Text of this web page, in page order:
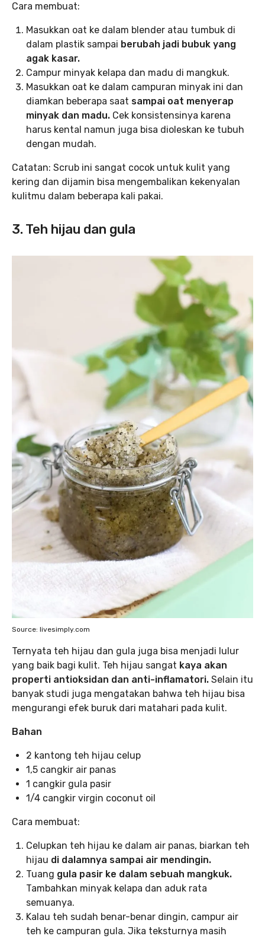
Cara membuat:
Masukkan oat ke dalam blender atau tumbuk di
dalam plastik sampai berubah jadi bubuk yang
agak kasar.
Campur minyak kelapa dan madu di mangkuk.
Masukkan oat ke dalam campuran minyak ini dan
diamkan beberapa saat sampai oat menyerap
minyak dan madu. Cek konsistensinya karena
harus kental namun juga bisa dioleskan ke tubuh
dengan mudah.
Catatan: Scrub ini sangat cocok untuk kulit yang
kering dan dijamin bisa mengembalikan kekenyalan
kulitmu dalam beberapa kali pakai.
3. Teh hijau dan gula
Source: livesimply.com
Ternyata teh hijau dan gula juga bisa menjadi lulur
yang baik bagi kulit. Teh hijau sangat kaya akan
properti antioksidan dan anti-inflamatori. Selain itu
banyak studi juga mengatakan bahwa teh hijau bisa
mengurangi efek buruk dari matahari pada kulit.
Bahan
2 kantong teh hijau celup
1,5 cangkir air panas
1 cangkir gula pasir
1/4 cangkir virgin coconut oil
Cara membuat:
Celupkan teh hijau ke dalam air panas, biarkan teh
hijau di dalamnya sampai air mendingin.
Tuang gula pasir ke dalam sebuah mangkuk.
Tambahkan minyak kelapa dan aduk rata
semuanya.
Kalau teh sudah benar-benar dingin, campur air
teh ke campuran gula. Jika teksturnya masih